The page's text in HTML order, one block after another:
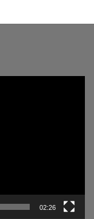
02:26